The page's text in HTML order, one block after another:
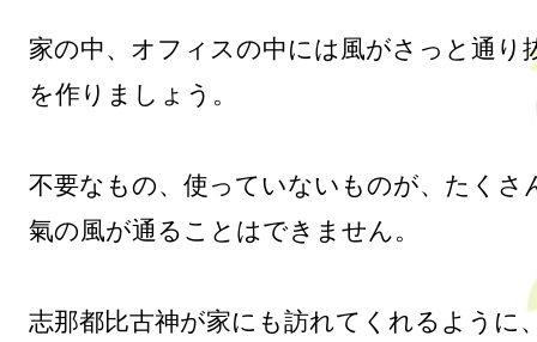
家の中、オフィスの中には風がさっと通り
を作りましょう。
不要なもの、使っていないものが、たくさ
氣の風が通ることはできません。
志那都比古神が家にも訪れてくれるように